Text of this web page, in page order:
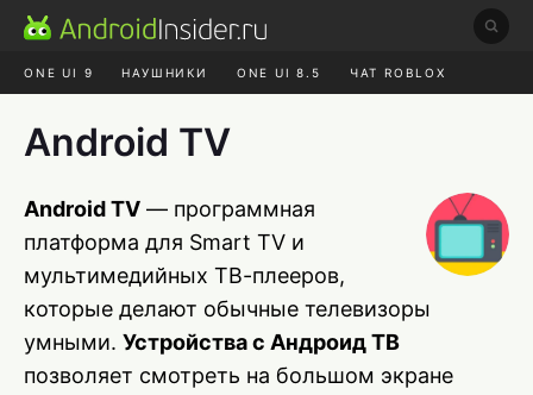
ONE UI 9 НАУШНИКИ ONE UI 8.5 ЧАТ ROBLOX
Android TV
Android TV — программная
платформа для Smart TV и
мультимедийных ТВ-плееров,
которые делают обычные телевизоры
умными. Устройства с Андроид ТВ
позволяет смотреть на большом экране